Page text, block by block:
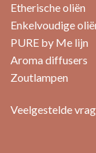
optie
kan
Etherische oliën
Enkelvoudige
PURE by Me lijn
Aroma diffusers
Zoutlampen
Veelgestelde